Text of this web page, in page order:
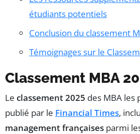
étudiants potentiels
Conclusion du classement
Témoignages sur le
Classement MBA
Le classement 2025 des MBA les
publié par le Financial Times,
management françaises parmi